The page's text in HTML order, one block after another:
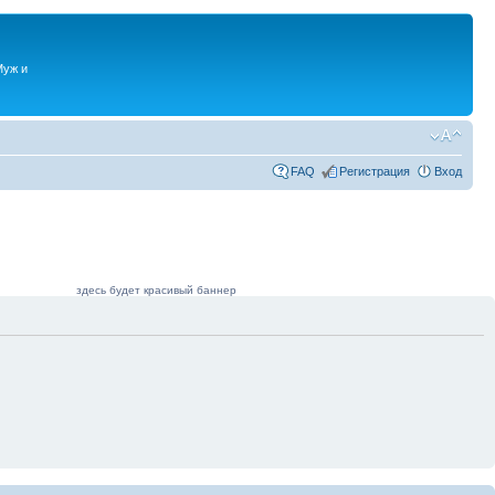
и
FAQ Регистрация Вход
здесь будет красивый баннер